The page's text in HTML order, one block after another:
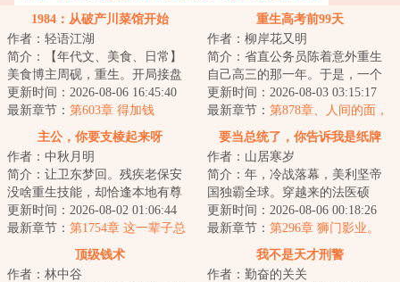
1984：从破产川菜馆开始
作者：轻语江湖
简介：【年代文、美食、日常】
美食博主周砚，重生。开局接盘
一家破产川菜馆。跷脚牛肉、夫
妻肺片、麻婆豆...
更新时间：2026-08-06 16:45:40
最新章节： 第603章 得加钱
重生高考前99天
作者：柳岸花又明
简介：省直公务员陈着意外重生
自己高三的那一年。于是，一个
木讷腼腆、和女生说话都会脸
红、只知道学习的...
更新时间：2026-08-03 03:15:17
最新章节： 第878章、人间的面，
见一面少一面（下）
主公，你要支棱起来呀
作者：中秋月明
简介：让卫东梦回。残疾老保安
没啥重生技能，却恰逢本地有尊
通天彻地的超级大神，当然要鞍
前马后，悉心跟...
更新时间：2026-08-02 01:06:44
最新章节： 第1754章 这一辈子总
要为什么拼命
要当总统了，你告诉我是纸牌
屋？
作者：山居寒岁
简介：年，冷战落幕，美利坚帝
国独霸全球。穿越来的法医硕
士，政治专家，情感导师卢克。
正懵逼的站在西点...
更新时间：2026-08-06 00:18:26
最新章节： 第296章 狮门影业。
《我是山姆》。（求月票！）
顶级钱术
作者：林中谷
我不是天才刑警
作者：勤奋的关关